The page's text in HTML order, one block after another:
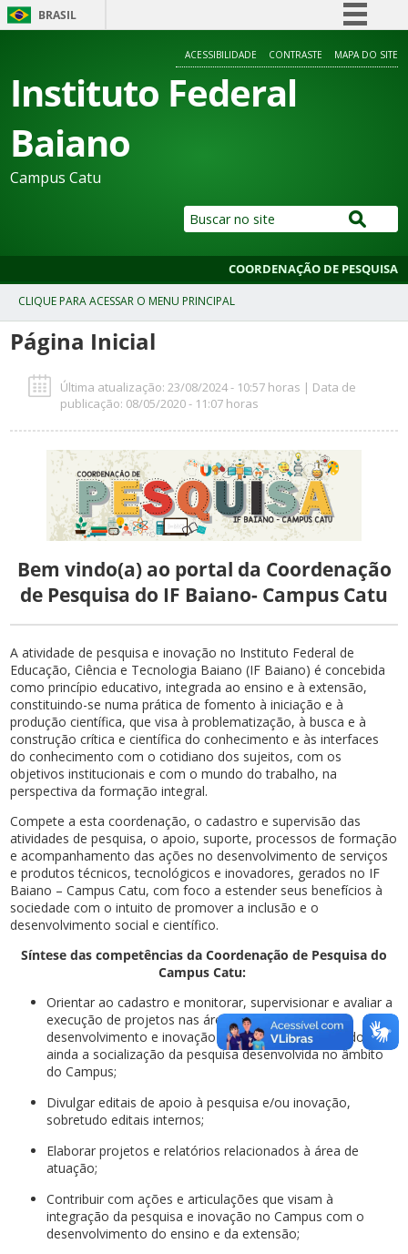
BRASIL
Participe
ACESSIBILIDADE CONTRASTE MAPA DO SITE
Instituto Federal
Baiano
Campus Catu
COORDENAÇÃO DE PESQUISA
Página Inicial
Última atualização: 23/08/2024 - 10:57 horas | Data de
publicação: 08/05/2020 - 11:07 horas
Bem vindo(a) ao portal da Coordenação
de Pesquisa do IF Baiano- Campus Catu
A atividade de pesquisa e inovação no Instituto Federal de
Educação, Ciência e Tecnologia Baiano (IF Baiano) é concebida
como princípio educativo, integrada ao ensino e à extensão,
constituindo-se numa prática de fomento à iniciação e à
produção científica, que visa à problematização, à busca e à
construção crítica e científica do conhecimento e às interfaces
do conhecimento com o cotidiano dos sujeitos, com os
objetivos institucionais e com o mundo do trabalho, na
perspectiva da formação integral.
Compete a esta coordenação, o cadastro e supervisão das
atividades de pesquisa, o apoio, suporte, processos de formação
e acompanhamento das ações no desenvolvimento de serviços
e produtos técnicos, tecnológicos e inovadores, gerados no IF
Baiano – Campus Catu, com foco a estender seus benefícios à
sociedade com o intuito de promover a inclusão e o
desenvolvimento social e científico.
Síntese das competências da Coordenação de Pesquisa do
Campus Catu:
Orientar ao cadastro e monitorar, supervisionar e avaliar a
execução de projetos nas áreas de pesquisa,
desenvolvimento e inovação tecnológica, propiciando
ainda a socialização da pesquisa desenvolvida no âmbito
do Campus;
Divulgar editais de apoio à pesquisa e/ou inovação,
sobretudo editais internos;
Elaborar projetos e relatórios relacionados à área de
atuação;
Contribuir com ações e articulações que visam à
integração da pesquisa e inovação no Campus com o
desenvolvimento do ensino e da extensão;